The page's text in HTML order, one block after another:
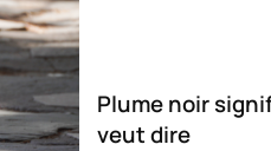
Plume noir
veut dire